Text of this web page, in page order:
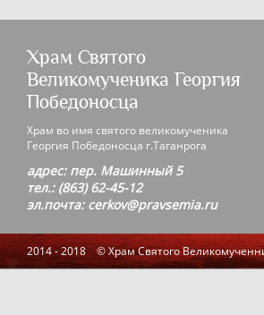
Храм Святого
Великомученика Георгия
Победоносца
Храм во имя святого великомученика
Георгия Победоносца г.Таганрога
адрес: пер. Машинный 5
тел.: (863) 62-45-12
эл.почта: cerkov@pravsemia.ru
2014 - 2018 © Храм Святого